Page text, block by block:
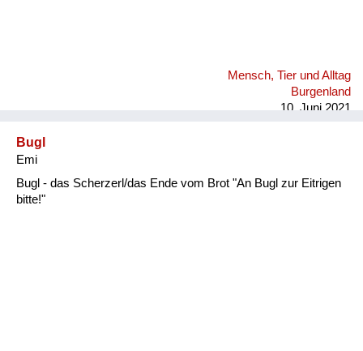
Mensch, Tier und Alltag
Burgenland
10. Juni 2021
Bugl
Emi
Bugl - das Scherzerl/das Ende vom Brot "An Bugl zur Eitrigen
bitte!"